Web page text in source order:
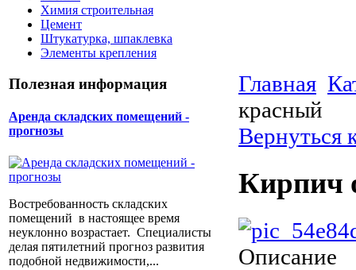
Химия строительная
Цемент
Штукатурка, шпаклевка
Элементы крепления
Полезная информация
Аренда складских помещений -
прогнозы
Востребованность складских
помещений в настоящее время
неуклонно возрастает. Специалисты
делая пятилетний прогноз развития
подобной недвижимости,...
Главная
красный
Вернуться
Кирпич
Описание